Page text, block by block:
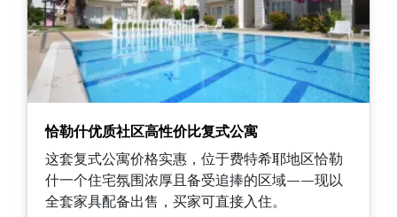
恰勒什优质社区高性价比复式公寓
这套复式公寓价格实惠，位于费特希耶地区恰勒
什一个住宅氛围浓厚且备受追捧的区域——现以
全套家具配备出售，买家可直接入住。